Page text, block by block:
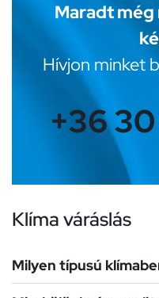
Maradt
Hívjon minket
+36
Klíma váráslás
Milyen típusú